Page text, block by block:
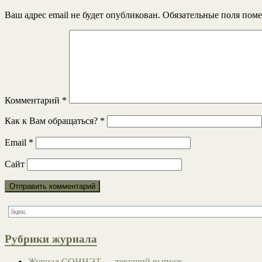
Ваш адрес email не будет опубликован. Обязательные поля
Комментарий *
Как к Вам обращаться? *
Email *
Сайт
Рубрики журнала